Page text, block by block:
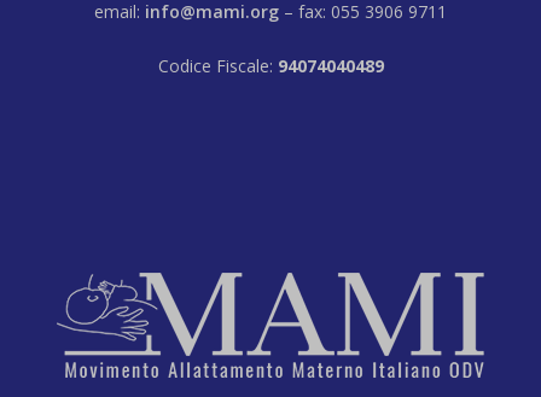
email: info@mami.org – fax: 055 3906 9711
Codice Fiscale: 94074040489